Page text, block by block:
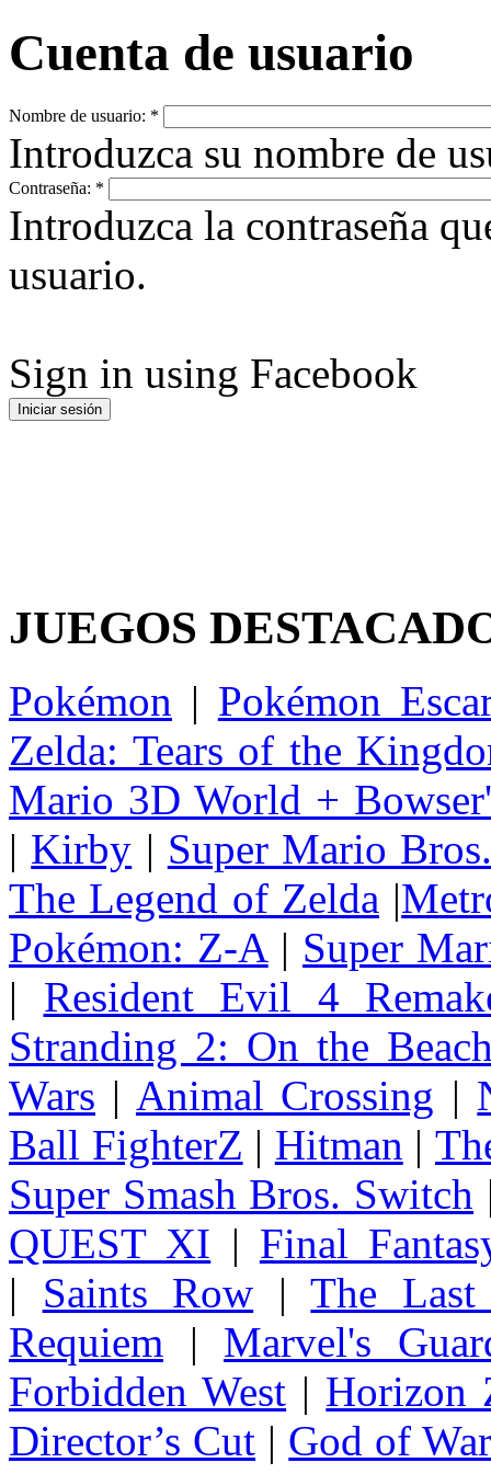
Cuenta de usuario
Nombre de usuario: *
Introduzca su nombre de
Contraseña: *
Introduzca la contraseña
usuario.
Sign in using Facebook
JUEGOS
Pokémon | Pokémon
Zelda: Tears of the
Mario 3D World +
| Kirby | Super Mario
The Legend of Zelda |
Pokémon: Z-A | Super
| Resident Evil 4
Stranding 2: On the
Wars | Animal Crossing |
Ball FighterZ | Hitman |
Super Smash Bros. Switch
QUEST XI | Final
| Saints Row |The
Requiem | Marvel's
Forbidden West | Horizon
Director’s Cut | God of